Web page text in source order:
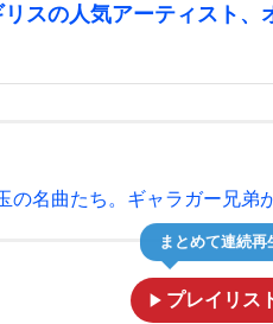
リスの人気アーティスト
の名曲たち。ギャラガー兄弟
play_arrow プレイリス
まとめて連続再